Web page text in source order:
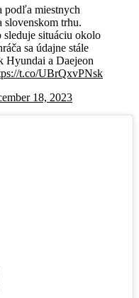
miestnych
slovenskom trhu.
sleduje situáciu okolo
sa údajne stále
a Daejeon
t.co/UBrQxvPNsk
18, 2023